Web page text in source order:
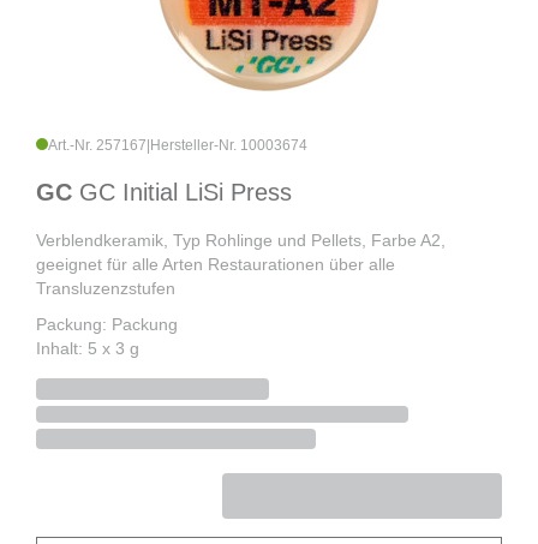
Art.-Nr. 257167 Hersteller-Nr. 10003674
GC GC Initial LiSi Press
Verblendkeramik, Typ Rohlinge und Pellets, Farbe A2,
geeignet für alle Arten Restaurationen über alle
Transluzenzstufen
Packung: Packung
Inhalt: 5 x 3 g